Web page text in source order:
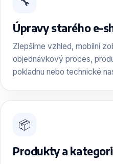
Úpravy starého e-
Zlepšíme vzhled, mobilní
objednávkový proces,
pokladnu nebo technické
📦
Produkty a